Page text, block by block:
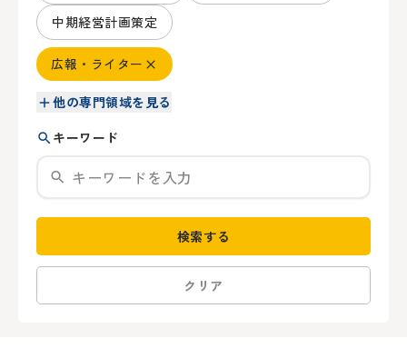
中期経営計画策定
広報・ライター
他の専門領域を見る
キーワード
検索する
クリア